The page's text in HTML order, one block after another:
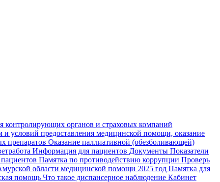
контролирующих органов и страховых компаний
условий предоставления медицинской помощи, оказание
препаратов Оказание паллиативной (обезболивающей)
Информация для пациентов Документы Показатели
Памятка по противодействию коррупции Проверь
области медицинской помощи 2025 год Памятка для
помощь Что такое диспансерное наблюдение Кабинет